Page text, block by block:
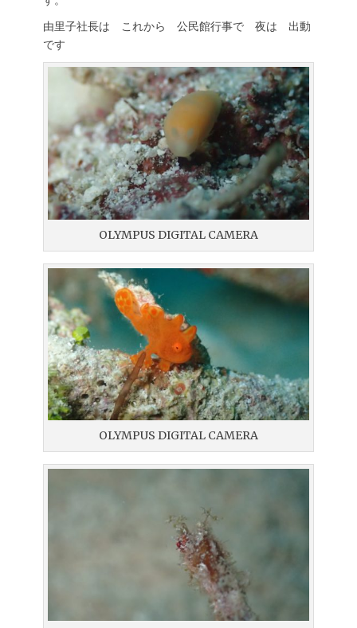
由里子社長は これから 公民館行事で 夜は 出動
です
OLYMPUS DIGITAL CAMERA
OLYMPUS DIGITAL CAMERA